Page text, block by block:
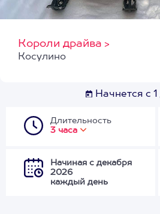
Короли драйва >
Косулино
Начнется с
Длительность
3 часа
Начиная с декабря
2026
каждый день